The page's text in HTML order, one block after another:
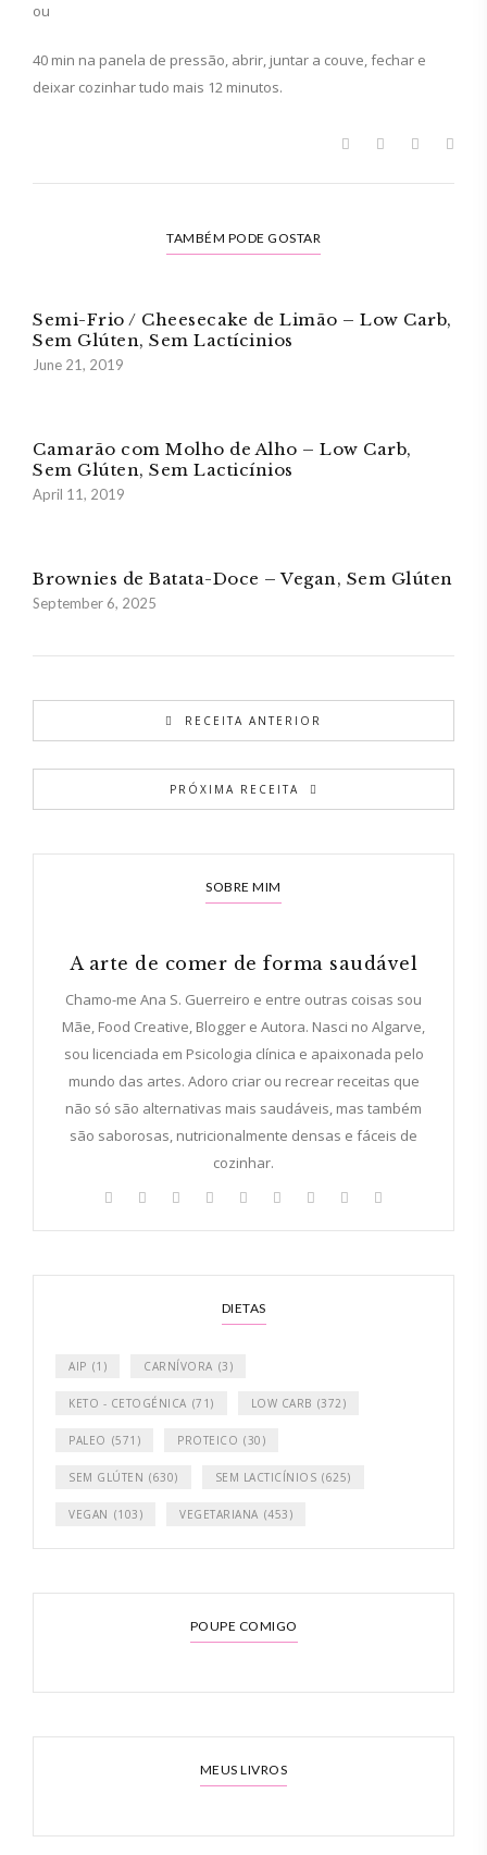
ou
40 min na panela de pressão, abrir, juntar a couve, fechar e
deixar cozinhar tudo mais 12 minutos.
TAMBÉM PODE GOSTAR
Semi-Frio / Cheesecake de Limão – Low Carb,
Sem Glúten, Sem Lactícinios
June 21, 2019
Camarão com Molho de Alho – Low Carb,
Sem Glúten, Sem Lacticínios
April 11, 2019
Brownies de Batata-Doce – Vegan, Sem Glúten
September 6, 2025
RECEITA ANTERIOR
PRÓXIMA RECEITA
SOBRE MIM
A arte de comer de forma saudável
Chamo-me Ana S. Guerreiro e entre outras coisas sou
Mãe, Food Creative, Blogger e Autora. Nasci no Algarve,
sou licenciada em Psicologia clínica e apaixonada pelo
mundo das artes. Adoro criar ou recrear receitas que
não só são alternativas mais saudáveis, mas também
são saborosas, nutricionalmente densas e fáceis de
cozinhar.
DIETAS
AIP (1) CARNÍVORA (3)
KETO - CETOGÉNICA (71) LOW CARB (372)
PALEO (571) PROTEICO (30)
SEM GLÚTEN (630) SEM LACTICÍNIOS (625)
VEGAN (103) VEGETARIANA (453)
POUPE COMIGO
MEUS LIVROS